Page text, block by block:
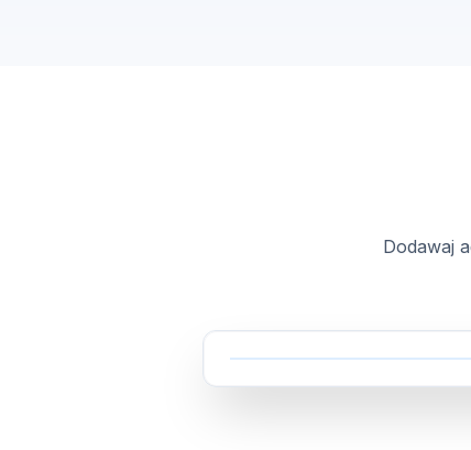
Dodawaj